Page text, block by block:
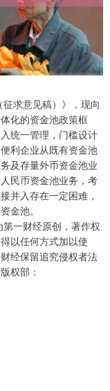
求意见稿）》，现向
化的资金池政策框
统一管理，门槛设计
利企业从既有资金池
及存量外币资金池业
民币资金池业务，考
并入存在一定困难，
金池。
一财经原创，著作权
以任何方式加以使
经保留追究侵权者法
权部：